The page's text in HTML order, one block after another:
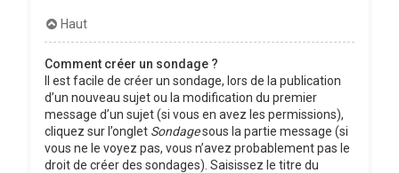
Haut
Comment créer un sondage ?
Il est facile de créer un sondage, lors de la publication
d’un nouveau sujet ou la modification du premier
message d’un sujet (si vous en avez les permissions),
cliquez sur l’onglet Sondagesous la partie message (si
vous ne le voyez pas, vous n’avez probablement pas le
droit de créer des sondages). Saisissez le titre du